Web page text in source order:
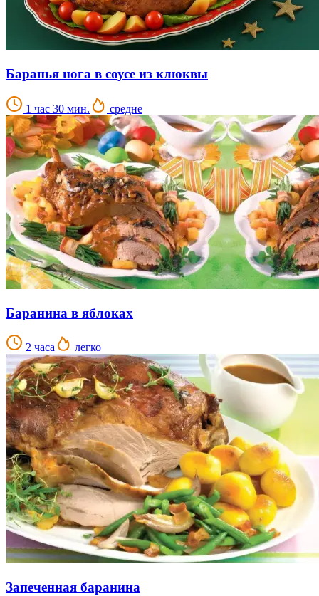
Баранья нога в соусе из клюквы
1 час 30 мин. средне
Баранина в яблоках
2 часа легко
Запеченная баранина